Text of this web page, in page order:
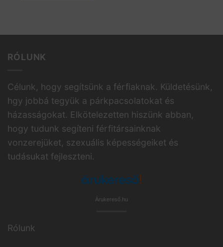
RÓLUNK
Célunk, hogy segítsünk a férfiaknak. Küldetésünk,
hgy jobbá tegyük a párkpacsolatokat és
házasságokat. Elkötelezetten hiszünk abban,
hogy tudunk segíteni férfitársainknak
vonzerejüket, szexuális képességeiket és
tudásukat fejleszteni.
Árukereső.hu
Rólunk